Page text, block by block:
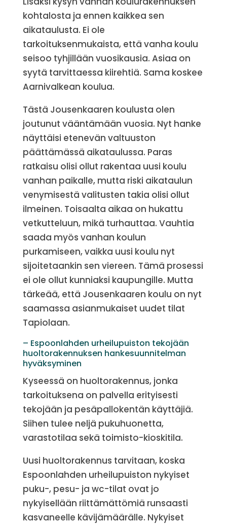
kohtalosta ja ennen kaikkea sen
aikataulusta. Ei ole
tarkoituksenmukaista, että vanha koulu
seisoo tyhjillään vuosikausia. Asiaa on
syytä tarvittaessa kiirehtiä. Sama koskee
Aarnivalkean koulua.
Tästä Jousenkaaren koulusta olen
joutunut vääntämään vuosia. Nyt hanke
näyttäisi etenevän valtuuston
päättämässä aikataulussa. Paras
ratkaisu olisi ollut rakentaa uusi koulu
vanhan paikalle, mutta riski aikataulun
venymisestä valitusten takia olisi ollut
ilmeinen. Toisaalta aikaa on hukattu
vetkutteluun, mikä turhauttaa. Vauhtia
saada myös vanhan koulun
purkamiseen, vaikka uusi koulu nyt
sijoitetaankin sen viereen. Tämä prosessi
ei ole ollut kunniaksi kaupungille. Mutta
tärkeää, että Jousenkaaren koulu on nyt
saamassa asianmukaiset uudet tilat
Tapiolaan.
– Espoonlahden urheilupuiston tekojään
huoltorakennuksen hankesuunnitelman
hyväksyminen
Kyseessä on huoltorakennus, jonka
tarkoituksena on palvella erityisesti
tekojään ja pesäpallokentän käyttäjiä.
Siihen tulee neljä pukuhuonetta,
varastotilaa sekä toimisto-kioskitila.
Uusi huoltorakennus tarvitaan, koska
Espoonlahden urheilupuiston nykyiset
puku-, pesu- ja wc-tilat ovat jo
nykyisellään riittämättömiä runsaasti
kasvaneelle kävijämäärälle. Nykyiset